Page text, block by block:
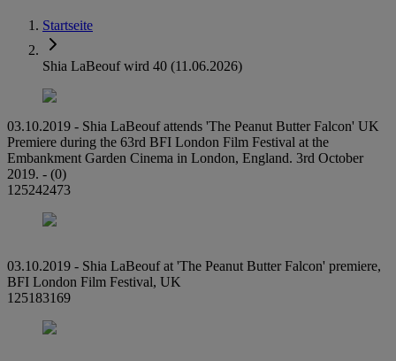
Startseite
Shia LaBeouf wird 40 (11.06.2026)
03.10.2019 - Shia LaBeouf attends 'The Peanut Butter Falcon' UK
Premiere during the 63rd BFI London Film Festival at the
Embankment Garden Cinema in London, England. 3rd October
2019. - (0)
125242473
03.10.2019 - Shia LaBeouf at 'The Peanut Butter Falcon' premiere,
BFI London Film Festival, UK
125183169